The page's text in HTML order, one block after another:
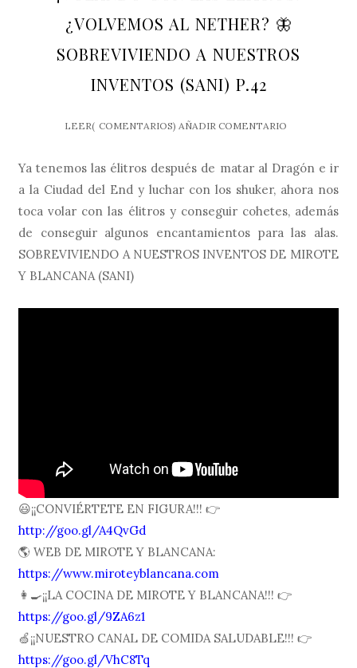
¿VOLVEMOS AL NETHER? 🦋
SOBREVIVIENDO A NUESTROS
INVENTOS (SANI) P.42
LEER( COMENTARIOS) AÑADIR COMENTARIO
Ya tenemos las élitros después de matar al Dragón e ir
a la Ciudad del End y luchar con los shuker, ahora nos
toca volar con las élitros y conseguir cohetes, además
de conseguir algunos encantamientos para las alas.
SOBREVIVIENDO A NUESTROS INVENTOS DE MIROTE
Y BLANCANA (SANI)
😃¡¡CONVIÉRTETE EN FIGURA!!! 👉
http://goo.gl/A4QvGd
🌎 WEB DE MIROTE Y BLANCANA:
https://www.miroteyblancana.com
👩🍳¡¡LA COCINA DE MIROTE Y BLANCANA!!! 👉
https://goo.gl/9ZA6z1
🍏¡¡NUESTRO CANAL DE COMIDA SALUDABLE!!! 👉
https://goo.gl/VhC8Tq